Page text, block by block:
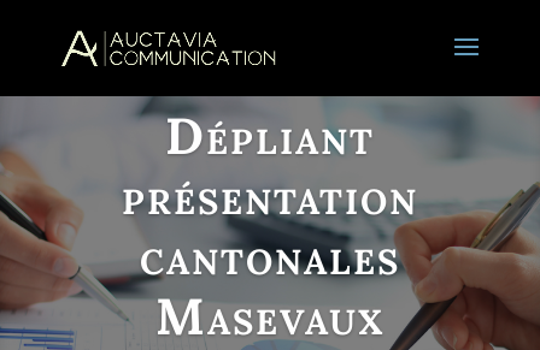
Dépliant
présentation
cantonales
Masevaux